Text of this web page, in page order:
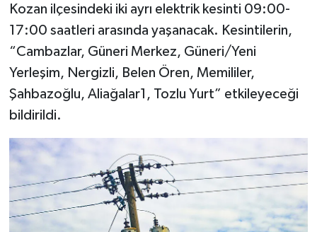
Kozan ilçesindeki iki ayrı elektrik kesinti 09:00-
17:00 saatleri arasında yaşanacak. Kesintilerin,
“Cambazlar, Güneri Merkez, Güneri/Yeni
Yerleşim, Nergizli, Belen Ören, Memililer,
Şahbazoğlu, Aliağalar1, Tozlu Yurt” etkileyeceği
bildirildi.